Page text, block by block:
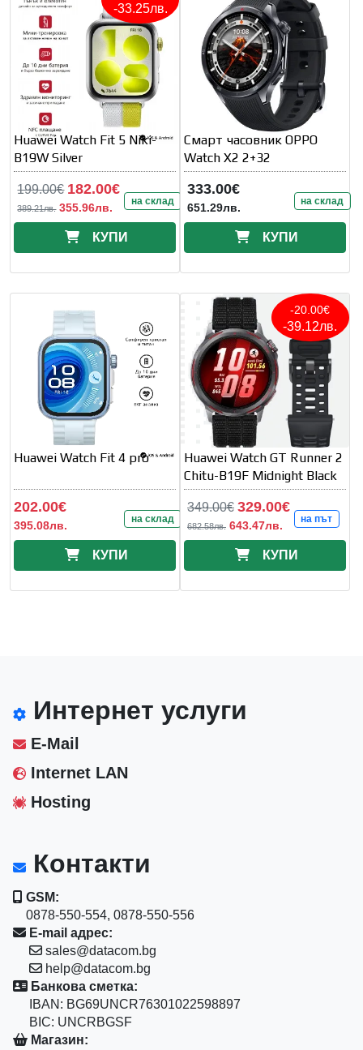
-33.25лв.
Huawei Watch Fit 5 Niki-
B19W Silver
199.00€ 182.00€
389.21лв. 355.96лв. на склад
КУПИ
Смарт часовник OPPO
Watch X2 2+32
333.00€
651.29лв. на склад
КУПИ
Huawei Watch Fit 4 pro
202.00€
395.08лв. на склад
КУПИ
-20.00€
-39.12лв.
Huawei Watch GT Runner 2
Chitu-B19F Midnight Black
349.00€ 329.00€
682.58лв. 643.47лв. на път
КУПИ
Интернет услуги
E-Mail
Internet LAN
Hosting
Контакти
GSM:
0878-550-554, 0878-550-556
E-mail адрес:
sales@datacom.bg
help@datacom.bg
Банкова сметка:
IBAN: BG69UNCR76301022598897
BIC: UNCRBGSF
Магазин: